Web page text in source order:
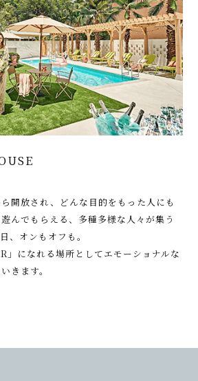
開放され、どんな目的をもった人にも
んでもらえる、多種多様な人々が集う
、オンもオフも。
」になれる場所としてエモーショナルな
きます。